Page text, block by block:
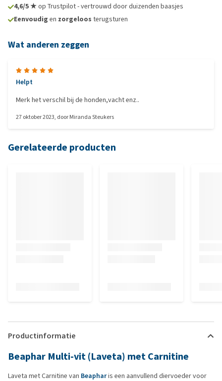
4,6/5 ★op Trustpilot - vertrouwd door duizenden baasjes
Eenvoudig en zorgeloos terugsturen
Wat anderen zeggen
Helpt
Merk het verschil bij de honden,vacht enz..
27 oktober 2023, doorMiranda Steukers
Gerelateerde producten
Productinformatie
Beaphar Multi-vit (Laveta) met Carnitine
Laveta met Carnitine van Beapharis een aanvullend diervoeder voor